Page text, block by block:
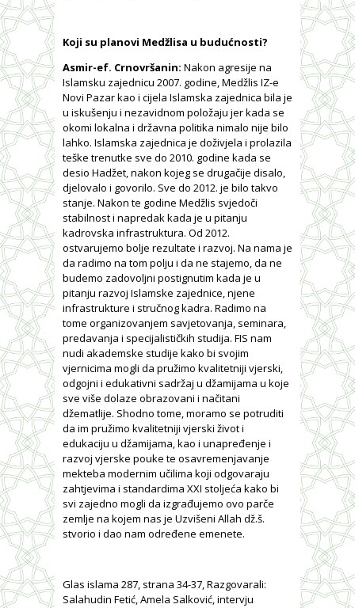
Koji su planovi Medžlisa u budućnosti?
Asmir-ef. Crnovršanin: Nakon agresije na
Islamsku zajednicu 2007. godine, Medžlis IZ-e
Novi Pazar kao i cijela Islamska zajednica bila je
u iskušenju i nezavidnom položaju jer kada se
okomi lokalna i državna politika nimalo nije bilo
lahko. Islamska zajednica je doživjela i prolazila
teške trenutke sve do 2010. godine kada se
desio Hadžet, nakon kojeg se drugačije disalo,
djelovalo i govorilo. Sve do 2012. je bilo takvo
stanje. Nakon te godine Medžlis svjedoči
stabilnost i napredak kada je u pitanju
kadrovska infrastruktura. Od 2012.
ostvarujemo bolje rezultate i razvoj. Na nama je
da radimo na tom polju i da ne stajemo, da ne
budemo zadovoljni postignutim kada je u
pitanju razvoj Islamske zajednice, njene
infrastrukture i stručnog kadra. Radimo na
tome organizovanjem savjetovanja, seminara,
predavanja i specijalističkih studija. FIS nam
nudi akademske studije kako bi svojim
vjernicima mogli da pružimo kvalitetniji vjerski,
odgojni i edukativni sadržaj u džamijama u koje
sve više dolaze obrazovani i načitani
džematlije. Shodno tome, moramo se potruditi
da im pružimo kvalitetniji vjerski život i
edukaciju u džamijama, kao i unapređenje i
razvoj vjerske pouke te osavremenjavanje
mekteba modernim učilima koji odgovaraju
zahtjevima i standardima XXI stoljeća kako bi
svi zajedno mogli da izgrađujemo ovo parče
zemlje na kojem nas je Uzvišeni Allah dž.š.
stvorio i dao nam određene emenete.
Glas islama 287, strana 34-37, Razgovarali:
Salahudin Fetić, Amela Salković, intervju